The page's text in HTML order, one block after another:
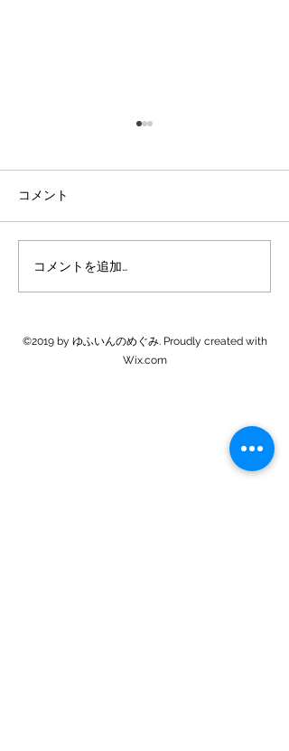
米農家は忙しくなります
コメント
コメントを追加…
©2019 by ゆふいんのめぐみ. Proudly created with
Wix.com